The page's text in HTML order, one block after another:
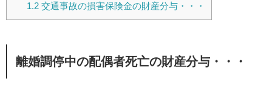
1.2交通事故の損害保険金の財産分与・・・
離婚調停中の配偶者死亡の財産分与・・・